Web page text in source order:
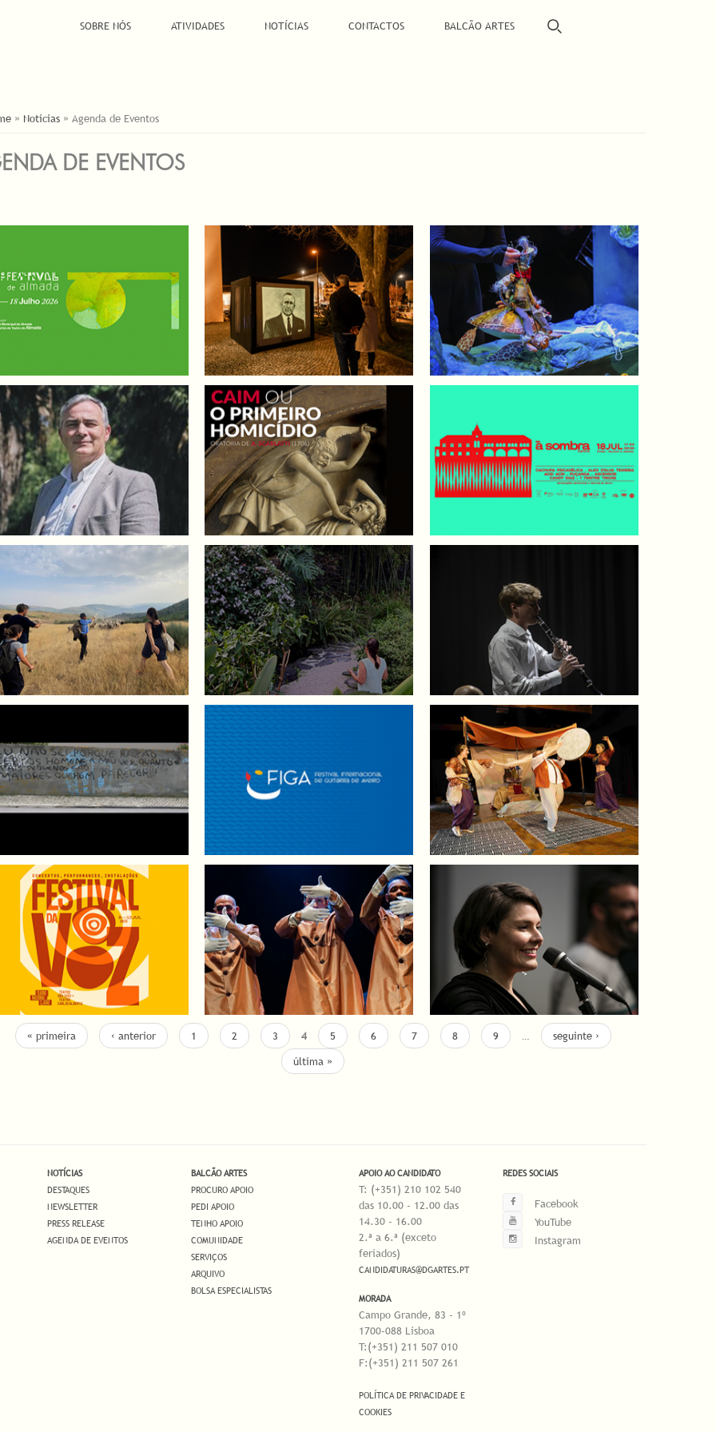
SOBRE NÓS ATIVIDADES NOTÍCIAS CONTACTOS BALCÃO ARTES
AQUI
» Notícias » Agenda de Eventos
DE EVENTOS
« primeira ‹ anterior 1 2 3 4 5 6 7 8 9 …
seguinte ›
última »
NOTÍCIAS
DESTAQUES
NEWSLETTER
PRESS RELEASE
AGENDA DE EVENTOS
BALCÃO ARTES
PROCURO APOIO
PEDI APOIO
TENHO APOIO
COMUNIDADE
SERVIÇOS
ARQUIVO
BOLSA ESPECIALISTAS
APOIO AO CANDIDATO
T: (+351) 210 102 540
das 10.00 - 12.00 das
14.30 - 16.00
2.ª a 6.ª (exceto
feriados)
CANDIDATURAS@DGARTES.PT
MORADA
Campo Grande, 83 - 1º
1700-088 Lisboa
T:(+351) 211 507 010
F:(+351) 211 507 261
POLÍTICA DE PRIVACIDADE E
COOKIES
REDES SOCIAIS
Facebook
YouTube
Instagram